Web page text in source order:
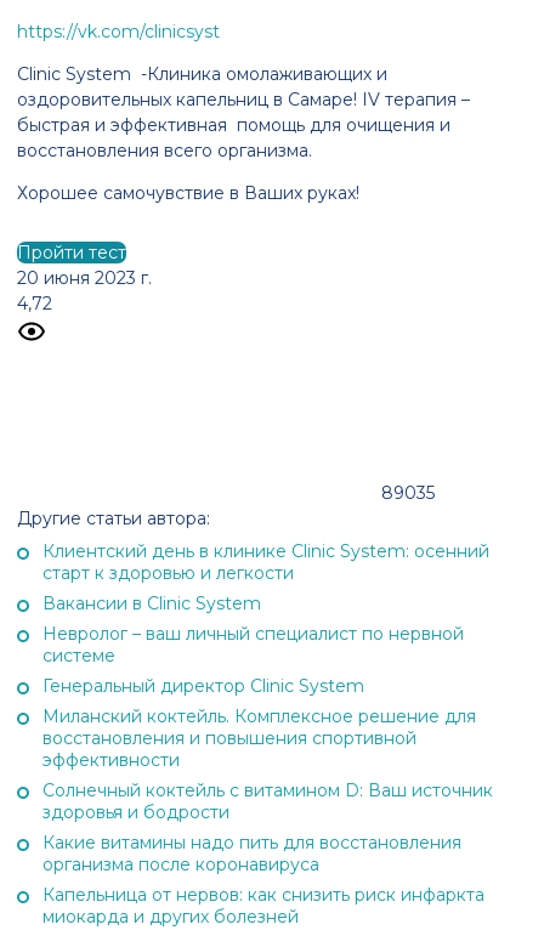
https://vk.com/clinicsyst
Clinic System -Клиника омолаживающих и
оздоровительных капельниц в Самаре! IV терапия –
быстрая и эффективная помощь для очищения и
восстановления всего организма.
Хорошее самочувствие в Ваших руках!
Пройти тест
20 июня 2023 г.
4,72
89035
Другие статьи автора:
Клиентский день в клинике Clinic System: осенний
старт к здоровью и легкости
Вакансии в Clinic System
Невролог – ваш личный специалист по нервной
системе
Генеральный директор Clinic System
Миланский коктейль. Комплексное решение для
восстановления и повышения спортивной
эффективности
Солнечный коктейль с витамином D: Ваш источник
здоровья и бодрости
Какие витамины надо пить для восстановления
организма после коронавируса
Капельница от нервов: как снизить риск инфаркта
миокарда и других болезней